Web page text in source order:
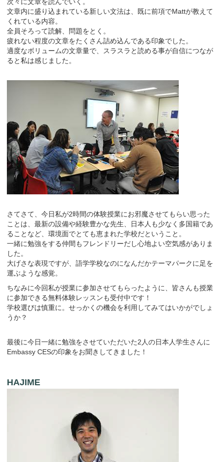
文章内に盛り込まれている新しい文法は、既に前項でMattが教えて
くれている内容。
全員そろって読解、問題をとく。
疲れない程度の文章をたくさん詰め込んである印象でした。
適度なボリュームの文章量で、スラスラと読める事が自信につなが
ると私は感じました。
さてさて、今日私が2時間の体験授業にお邪魔させてもらい思った
ことは、最新の設備や経験豊かな先生、日本人も少なく多国籍であ
ることなど、環境面でとても恵まれた学校だということ。
一緒に勉強をする仲間もフレンドリーだし心地よい空気感がありま
した。
大げさな表現ですが、語学学校なのになんだかテーマパークに足を
運ぶような感覚。
ちなみに今回私が授業に参加させてもらったように、皆さんも授業
に参加できる無料体験レッスンも受付中です！
学校選びは慎重に。せっかくの機会を利用してみてはいかがでしょ
うか？
最後に今日一緒に勉強をさせていただいた2人の日本人学生さんに
Embassy CESの印象をお聞きしてきました！
HAJIME